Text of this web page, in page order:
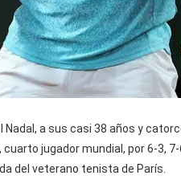
Nadal, a sus casi 38 años y
jugador mundial, por 6-3,
del veterano tenista de París.